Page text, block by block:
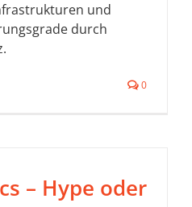
und
durch
0
– Hype oder